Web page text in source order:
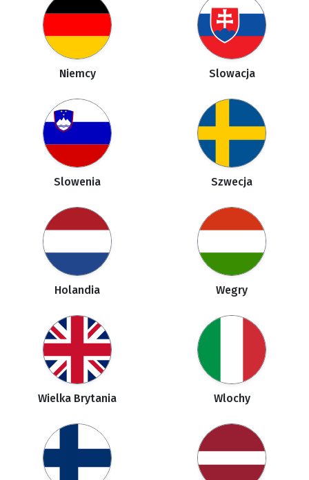
Niemcy Slowacja
Slowenia Szwecja
Holandia Wegry
Wielka Brytania Wlochy